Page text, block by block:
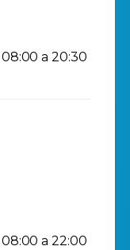
a 20:30
a 22:00